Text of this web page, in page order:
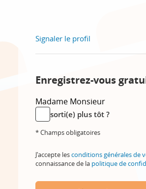
Signaler le profil
Enregistrez-vous
Madame Monsieur
sorti(e) plus tôt ?
* Champs obligatoires
J'accepte lesconditions générales de
connaissance de la politique de